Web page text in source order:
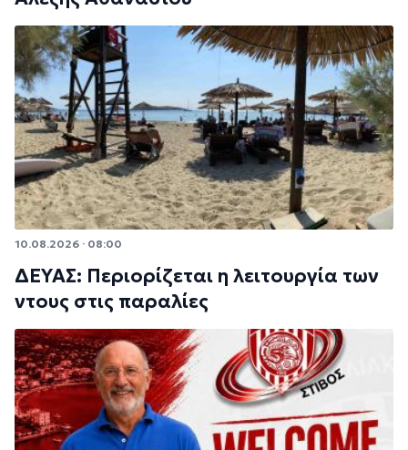
10.08.2026 · 08:00
ΔΕΥΑΣ: Περιορίζεται η λειτουργία των
ντους στις παραλίες